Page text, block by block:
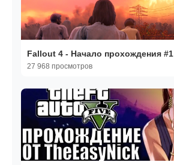
Fallout 4 - Начало прохождения #1
27 968 просмотров